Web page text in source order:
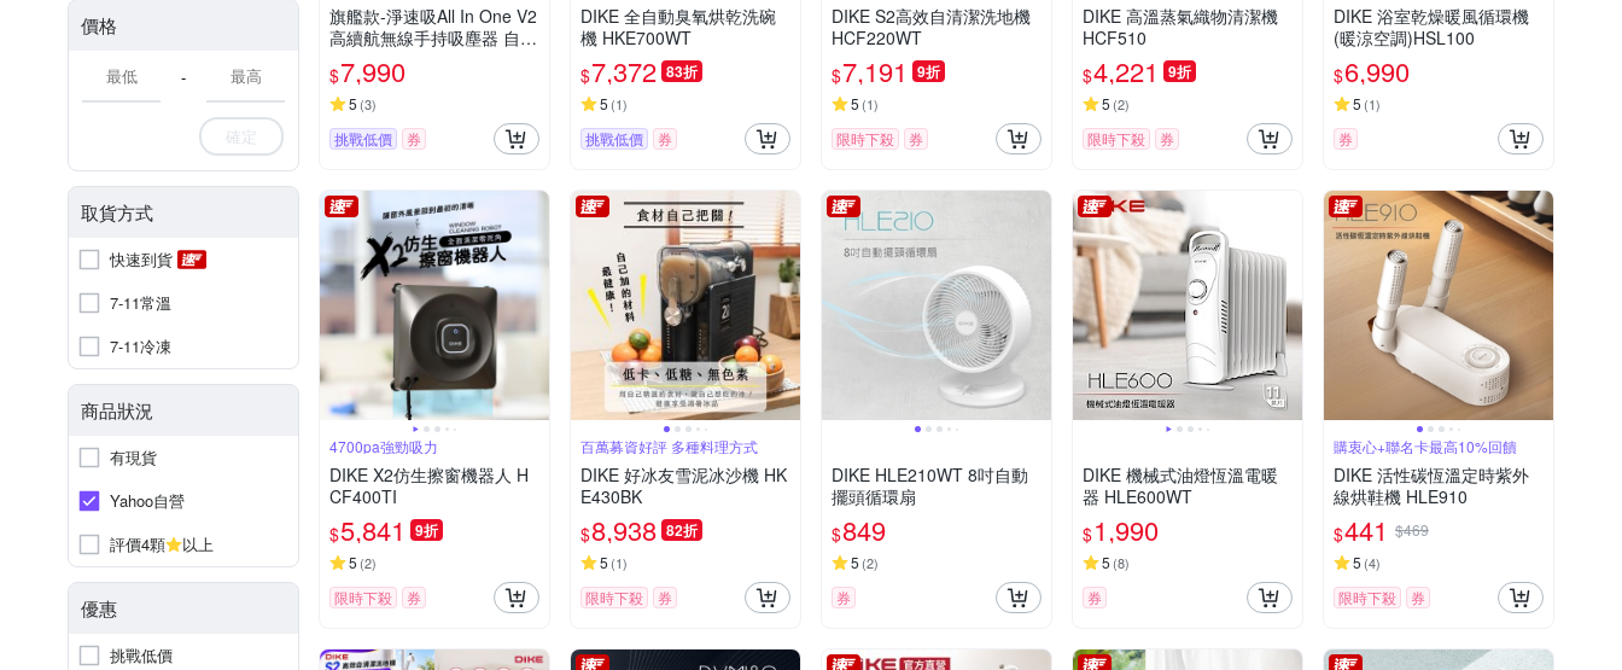
價格
-
確定
取貨方式
快速到貨
7-11常溫
7-11冷凍
商品狀況
有現貨
Yahoo自營
評價4顆
以上
優惠
挑戰低價
旗艦款-淨速吸All In One V2
高續航無線手持吸塵器 自動
集塵-吸塵/除蹣/洗地(含除蹣
刷頭/洗地刷頭)
$7,990
5 (3)
挑戰低價 券
DIKE 全自動臭氧烘乾洗碗
機 HKE700WT
$7,372 83折
5 (1)
挑戰低價 券
DIKE S2高效自清潔洗地機
HCF220WT
$7,191 9折
5 (1)
限時下殺 券
DIKE 高溫蒸氣織物清潔機
HCF510
$4,221 9折
5 (2)
限時下殺 券
DIKE 浴室乾燥暖風循環機
(暖涼空調)HSL100
$6,990
5 (1)
券
4700pa強勁吸力
DIKE X2仿生擦窗機器人 H
CF400TI
$5,841 9折
5 (2)
限時下殺 券
百萬募資好評 多種料理方式
DIKE 好冰友雪泥冰沙機 HK
E430BK
$8,938 82折
5 (1)
限時下殺 券
DIKE HLE210WT 8吋自動
擺頭循環扇
$849
5 (2)
券
DIKE 機械式油燈恆溫電暖
器 HLE600WT
$1,990
5 (8)
券
購衷心+聯名卡最高10%回饋
DIKE 活性碳恆溫定時紫外
線烘鞋機 HLE910
$441 $469
5 (4)
限時下殺 券